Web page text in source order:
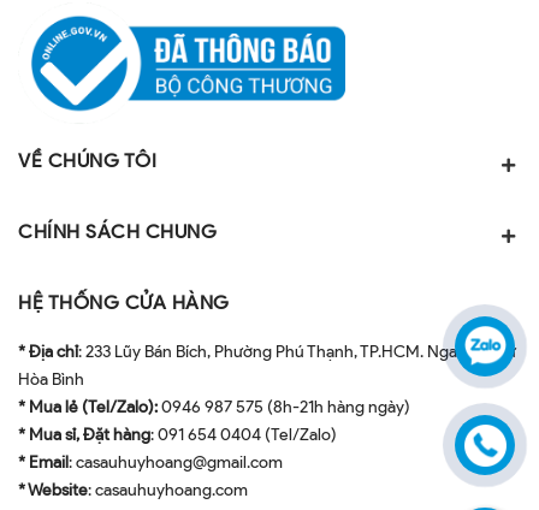
VỀ CHÚNG TÔI
CHÍNH SÁCH CHUNG
HỆ THỐNG CỬA HÀNG
* Địa chỉ: 233 Lũy Bán Bích, Phường Phú Thạnh, TP.HCM. Ngay ngã tư
Hòa Bình
* Mua lẻ (Tel/Zalo):0946 987 575 (8h-21h hàng ngày)
* Mua sỉ, Đặt hàng: 091 654 0404 (Tel/Zalo)
* Email: casauhuyhoang@gmail.com
* Website: casauhuyhoang.com